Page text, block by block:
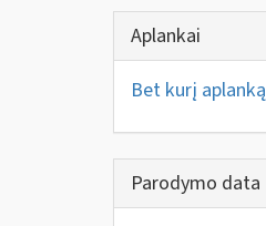
Aplankai
Bet kurį aplanką
Parodymo data